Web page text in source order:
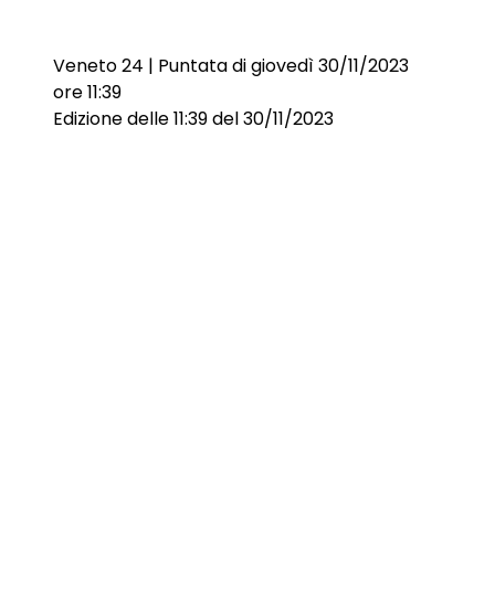
Veneto 24 | Puntata di giovedì 30/11/2023
ore 11:39
Edizione delle 11:39 del 30/11/2023